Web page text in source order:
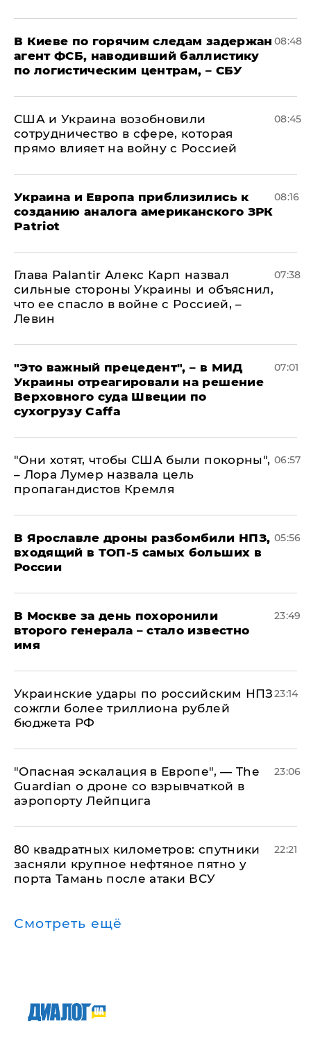
В Киеве по горячим следам задержан
агент ФСБ, наводивший баллистику
по логистическим центрам, – СБУ
08:48
США и Украина возобновили
сотрудничество в сфере, которая
прямо влияет на войну с Россией
08:45
Украина и Европа приблизились к
созданию аналога американского ЗРК
Patriot
08:16
Глава Palantir Алекс Карп назвал
сильные стороны Украины и объяснил,
что ее спасло в войне с Россией, –
Левин
07:38
"Это важный прецедент", – в МИД
Украины отреагировали на решение
Верховного суда Швеции по
сухогрузу Caffa
07:01
"Они хотят, чтобы США были покорны",
– Лора Лумер назвала цель
пропагандистов Кремля
06:57
В Ярославле дроны разбомбили НПЗ,
входящий в ТОП-5 самых больших в
России
05:56
В Москве за день похоронили
второго генерала – стало известно
имя
23:49
Украинские удары по российским НПЗ
сожгли более триллиона рублей
бюджета РФ
23:14
"Опасная эскалация в Европе", — The
Guardian о дроне со взрывчаткой в
аэропорту Лейпцига
23:06
80 квадратных километров: спутники
засняли крупное нефтяное пятно у
порта Тамань после атаки ВСУ
22:21
Смотреть ещё